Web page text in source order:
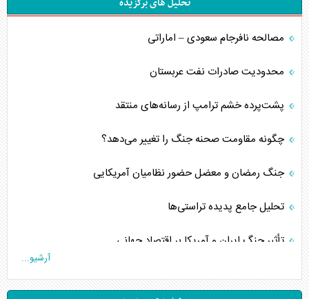
مصالحه نافرجام سعودی – اماراتی
محدودیت صادرات نفت عربستان
پشت‌پرده خشم ترامپ از رسانه‌های منتقد
چگونه مقاومت صحنه جنگ را تغییر می‌دهد؟
جنگ رمضان و معضل حضور نظامیان آمریکایی
تحلیل جامع پدیده تراستی‌ها
تأثیر جنگ ایران و آمریکا بر اقتصاد جهانی
آرشیو...